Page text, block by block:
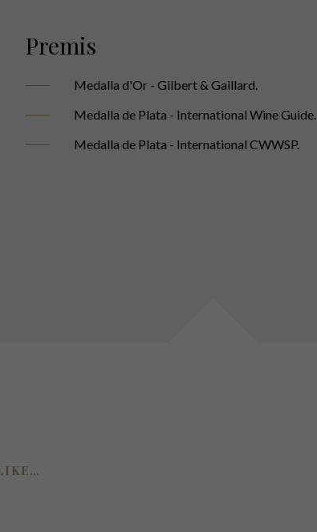
Premis
Medalla d'Or - Gilbert & Gaillard.
Medalla de Plata - International Wine Guide.
Medalla de Plata - International CWWSP.